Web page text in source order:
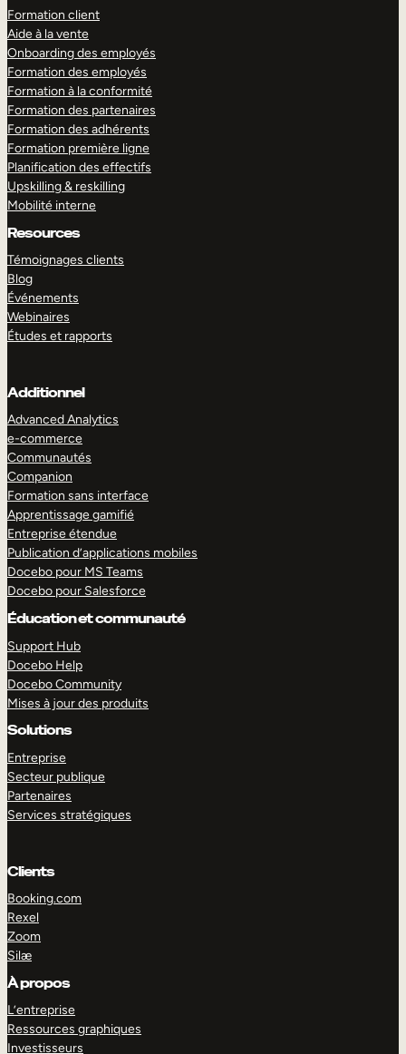
Formation client
Aide à la vente
Onboarding des employés
Formation des employés
Formation à la conformité
Formation des partenaires
Formation des adhérents
Formation première ligne
Planification des effectifs
Upskilling & reskilling
Mobilité interne
Resources
Témoignages clients
Blog
Événements
Webinaires
Études et rapports
Additionnel
Advanced Analytics
e-commerce
Communautés
Companion
Formation sans interface
Apprentissage gamifié
Entreprise étendue
Publication d’applications mobiles
Docebo pour MS Teams
Docebo pour Salesforce
Éducation et communauté
Support Hub
Docebo Help
Docebo Community
Mises à jour des produits
Solutions
Entreprise
Secteur publique
Partenaires
Services stratégiques
Clients
Booking.com
Rexel
Zoom
Silæ
À propos
L’entreprise
Ressources graphiques
Investisseurs